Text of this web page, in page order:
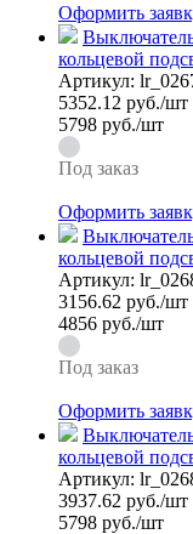
Оформить
кольцевой
Артикул:
5352.12 руб./шт
5798 руб./шт
Под заказ
Оформить
кольцевой
Артикул:
3156.62 руб./шт
4856 руб./шт
Под заказ
Оформить
кольцевой
Артикул:
3937.62 руб./шт
5798 руб./шт